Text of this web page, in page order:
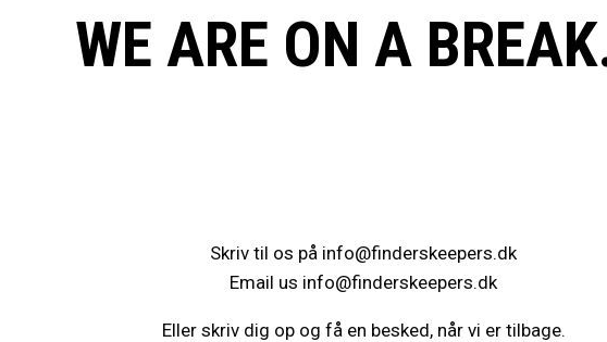
WE ARE ON A
Skriv til os på info@finderskeepers.dk
Email us info@finderskeepers.dk
Eller skriv dig op og få en besked, når vi er tilbage.